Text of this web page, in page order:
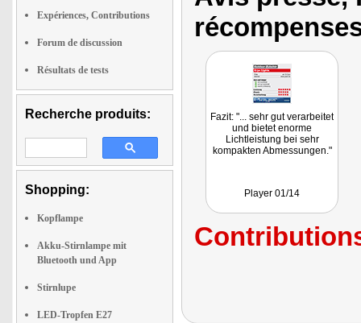
Expériences, Contributions
Forum de discussion
Résultats de tests
Recherche produits:
Shopping:
Kopflampe
Akku-Stirnlampe mit
Bluetooth und App
Stirnlupe
LED-Tropfen E27
Fazit: "... sehr gut verarbeitet
und bietet enorme
Lichtleistung bei sehr
kompakten Abmessungen."
Player 01/14